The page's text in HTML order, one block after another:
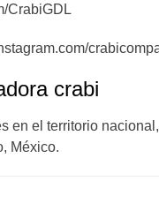
CrabiGDL
crabi
en el territorio
México.